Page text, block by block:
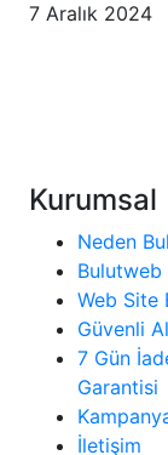
7 Aralık 2024
Kurumsal
Neden
Bulutweb
Web Site
Güvenli
7 Gün
Garantisi
İletişim